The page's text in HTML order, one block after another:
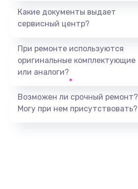
Какие документы выдает
сервисный центр?
При ремонте используются
оригинальные комплектующие
или аналоги?
Возможен ли срочный ремонт?
Могу при нем присутствовать?